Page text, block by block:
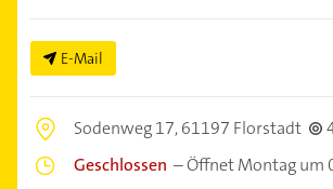
E-Mail
Sodenweg 17,61197 Florstadt
Geschlossen –Öffnet Montag um